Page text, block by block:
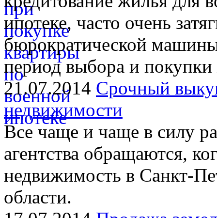
ипотеке, часто очень
бюрократической
период выбора и
21.07.2014 Срочный
недвижимости
Все чаще и чаще в силу
агентства обращаются,
недвижимость в Санкт-
области.